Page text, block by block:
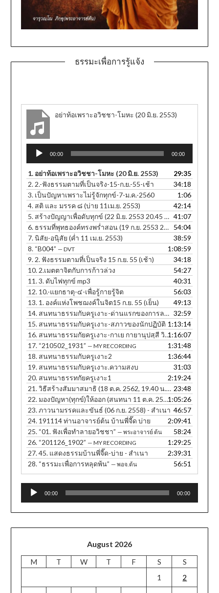
ธรรมะเพื่อการรู้แจ้ง
อย่าท้อเพราะอวิชชา-โมหะ (20 มิ.ย. 2553)
Audio
Player
00:00 00:00
1. อย่าท้อเพราะอวิชชา-โมหะ (20 มิ.ย. 2553)
29:35
2. 2.-ฟังธรรมตามที่เป็นจริง-15-ก.ย.-55-เช้า
34:18
3. เป็นปัญหาเพราะไม่รู้จักทุกข์-7-ม.ค.-2560
1:06
4. สติ และ มรรค ๘ (บ่าย 11เม.ย. 2553)
42:14
5. สร้างปัญญาเพื่อดับทุกข์ (22 มิ.ย. 2553 20.45 น.)
41:07
6. ธรรมที่พุทธองค์ทรงพร่ำสอน (19 ก.ย. 2553 20.25 น.)
54:04
7.นิสัย-อนุิสัย (ค่ำ 11 เม.ย. 2553)
38:59
8. “B004” — DVT
1:08:59
9. 2. ฟังธรรมตามที่เป็นจริง 15 ก.ย. 55 (เช้า)
34:18
10. 2.เมตตาจิตกับการก้าวล่วง
54:27
11.3. ดับไฟทุกข์ mp3
40:31
12. 10.-แยกธาตุ-๔-เพื่อรู้กายรู้จิต
56:03
13. 1. องค์แห่งโพชฌงค์ในจิต15 ก.ย. 55 (เย็น)
49:13
14. สนทนาธรรมกับครูเงาะ-ด่านแรกของการละกิเลส
32:59
15. สนทนาธรรมกับครูเงาะ-สภาวของนักปฏิบัติ 1:13:14
16. สนทนาธรรมกัยครูเงาะ-กาเย กายานุปสฺสี วิหรติ 1:16:07
17. “210502_1931” — MY RECORDING
1:31:48
18. สนทนาธรรมกับครูเงาะ2
1:36:44
19. สนทนาธรรมกับครูเงาะ.ความสงบ
31:03
20. สนทนาธรรทกัยครูเงาะ1
2:19:24
21.วิธีสร้างสัมมาสมาธิ (18 ต.ค. 2562, 19.40 น. ภาษาอีสาน)
23:48
22. มองปัญหา(ทุกข์)ให้ออก (สนทนา 11 ต.ค. 2560, 12.30 น.) - สำเนา 1:05:26
23.ภาวนามรรคและขันธ์ (06 ก.ย. 2558) - สำเนา 46:57
24. 191114 ท่านอาจารย์ต้น บ้านพี่จี๊ด บ่าย
2:09:41
25. “01. ฟังเพื่อทำลายอวิชชา” — พระอาจารย์ ต้น
58:24
26. “201126_1902” — MY RECORDING
1:29:25
27.45. แสดงธรรมบ้านพี่จี๊ด-บ่าย - สำเนา
2:39:31
28. “ธรรมะเพื่อการหลุดพ้น” — พอจ.ต้น 56:51
Audio
00:00 00:00
August 2026
M T W T F S
S
1
2